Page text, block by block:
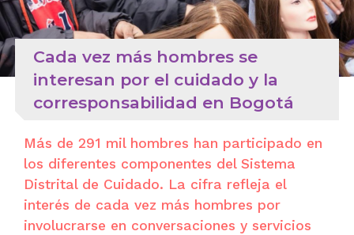
Cada vez más hombres se
interesan por el cuidado y la
corresponsabilidad en Bogotá
Más de 291 mil hombres han participado en
los diferentes componentes del Sistema
Distrital de Cuidado. La cifra refleja el
interés de cada vez más hombres por
involucrarse en conversaciones y servicios